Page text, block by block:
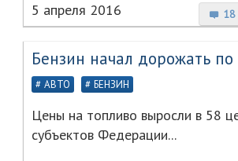
18
5 апреля 2016
Бензин начал дорожать по
АВТО БЕНЗИН
Цены на топливо выросли в 58
субъектов Федерации...